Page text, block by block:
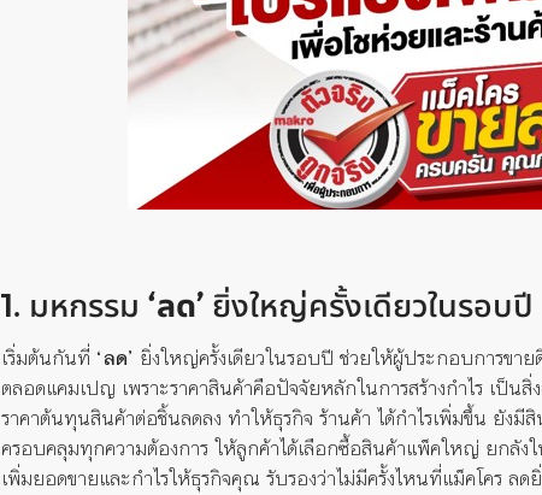
1. มหกรรม ‘ลด’ ยิ่งใหญ่ครั้งเดียวในรอบปี
เริ่มต้นกันที่ ‘ลด’ ยิ่งใหญ่ครั้งเดียวในรอบปี ช่วยให้ผู้ประกอบการข
ตลอดแคมเปญ เพราะราคาสินค้าคือปัจจัยหลักในการสร้างกำไร เป็น
ราคาต้นทุนสินค้าต่อชิ้นลดลง ทำให้ธุรกิจ ร้านค้า ได้กำไรเพิ่มขึ้น ยัง
ครอบคลุมทุกความต้องการ ให้ลูกค้าได้เลือกซื้อสินค้าแพ็คใหญ่ ยกลัง
เพิ่มยอดขายและกำไรให้ธุรกิจคุณ รับรองว่าไม่มีครั้งไหนที่แม็คโคร ล